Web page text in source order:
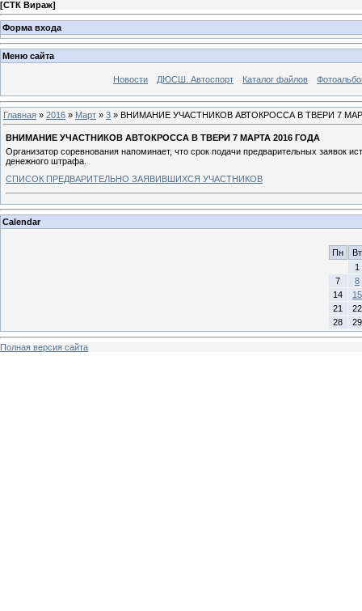
[СТК Вираж]
Форма входа
Меню сайта
Новости ДЮСШ. Автоспорт Каталог файлов
Главная » 2016 » Март » 3 » ВНИМАНИЕ УЧАСТНИКОВ АВТОКРОССА В ТВЕРИ 7
ВНИМАНИЕ УЧАСТНИКОВ АВТОКРОССА В ТВЕРИ 7 МАРТА 2016 ГОДА
Организатор соревнования напоминает, что срок подачи предварительных заявок
денежного штрафа.
СПИСОК ПРЕДВАРИТЕЛЬНО ЗАЯВИВШИХСЯ УЧАСТНИКОВ
Calendar
Пн
Вт
1
7
8
14
15
21
22
28
29
Полная версия сайта